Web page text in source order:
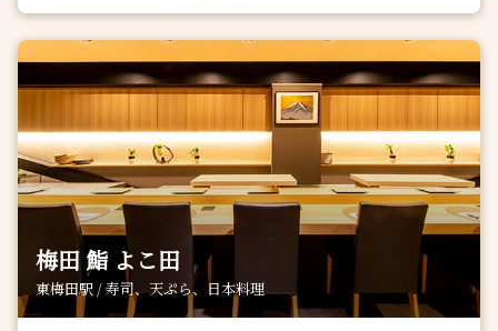
梅田 鮨 よこ田
東梅田駅 / 寿司、天ぷら、日本料理